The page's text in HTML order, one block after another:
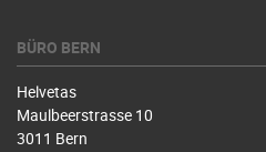
BÜRO BERN
Helvetas
Maulbeerstrasse 10
3011 Bern